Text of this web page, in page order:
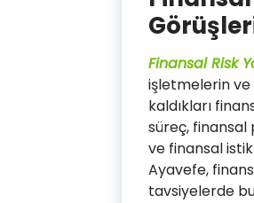
Finansal Risk
işletmelerin ve
kaldıkları
süreç, finansal
ve finansal
Ayavefe,
tavsiyelerde